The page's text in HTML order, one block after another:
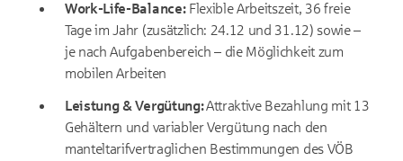
Work-Life-Balance:Flexible Arbeitszeit, 36 freie
Tage im Jahr (zusätzlich: 24.12 und 31.12) sowie –
je nach Aufgabenbereich – die Möglichkeit zum
mobilen Arbeiten
Leistung & Vergütung:Attraktive Bezahlung mit 13
Gehältern und variabler Vergütung nach den
manteltarifvertraglichen Bestimmungen des VÖB